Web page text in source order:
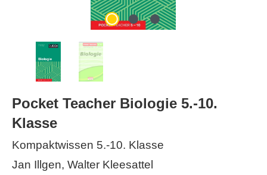
Pocket Teacher Biologie 5.-10.
Klasse
Kompaktwissen 5.-10. Klasse
Jan Illgen, Walter Kleesattel